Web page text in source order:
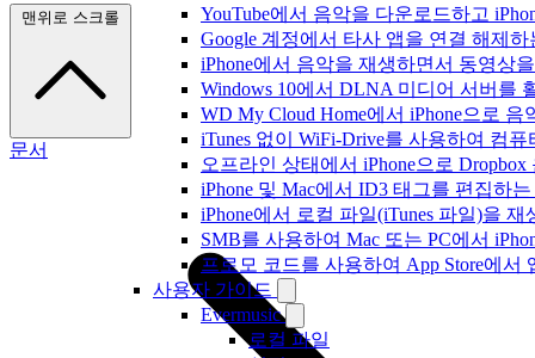
YouTube에서 음악을 다운로드하고
Google 계정에서 타사 앱을 연결 해제하
iPhone에서 음악을 재생하면서 동영상
Windows 10에서 DLNA 미디어 서버를
WD My Cloud Home에서 iPhone으로
iTunes 없이 WiFi-Drive를 사용하여 컴
오프라인 상태에서 iPhone으로
iPhone 및 Mac에서 ID3 태그를 편집하
iPhone에서 로컬 파일(iTunes 파일)을 재
SMB를 사용하여 Mac 또는 PC에서
프로모 코드를 사용하여 App Store에
사용자 가이드
Evermusic
로컬 파일
맨위로 스크롤
문서